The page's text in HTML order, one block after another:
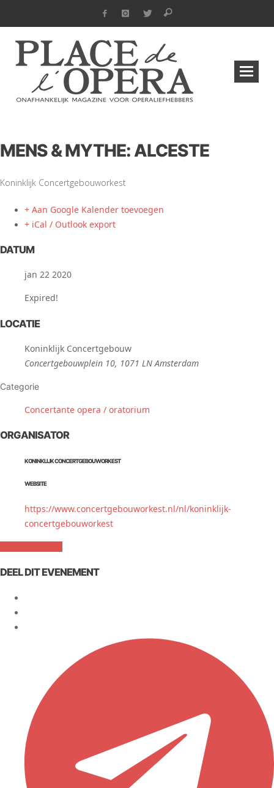
MENS & MYTHE: ALCESTE
Koninklijk Concertgebouworkest
+ Aan Google Kalender toevoegen
+ iCal / Outlook export
DATUM
jan 22 2020
Expired!
LOCATIE
Koninklijk Concertgebouw
Concertgebouwplein 10, 1071 LN Amsterdam
Categorie
Concertante opera / oratorium
ORGANISATOR
KONINKLIJK CONCERTGEBOUWORKEST
WEBSITE
https://www.concertgebouworkest.nl/nl/koninklijk-
concertgebouworkest
DEEL DIT EVENEMENT